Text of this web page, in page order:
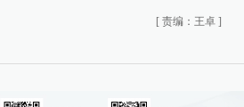
[ 责编：王卓 ]